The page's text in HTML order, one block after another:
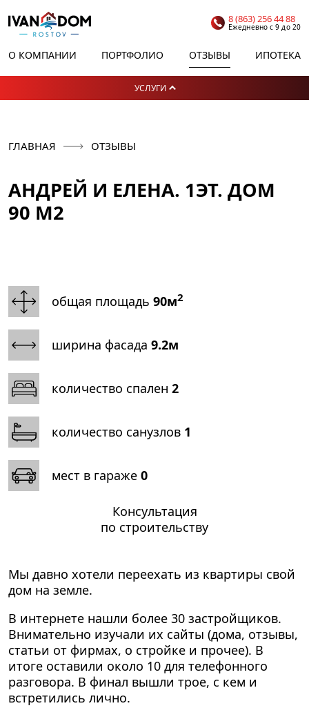
О КОМПАНИИ ПОРТФОЛИО ОТЗЫВЫ ИПОТЕКА
8 (863) 256 44 88
Ежедневно с 9 до 20
УСЛУГИ
ГЛАВНАЯ ОТЗЫВЫ
АНДРЕЙ И ЕЛЕНА. 1ЭТ. ДОМ
90 М2
общая площадь 90м2
ширина фасада 9.2м
количество спален 2
количество санузлов 1
мест в гараже 0
Консультация
по строительству
Мы давно хотели переехать из квартиры свой
дом на земле.
В интернете нашли более 30 застройщиков.
Внимательно изучали их сайты (дома, отзывы,
статьи от фирмах, о стройке и прочее). В
итоге оставили около 10 для телефонного
разговора. В финал вышли трое, с кем и
встретились лично.